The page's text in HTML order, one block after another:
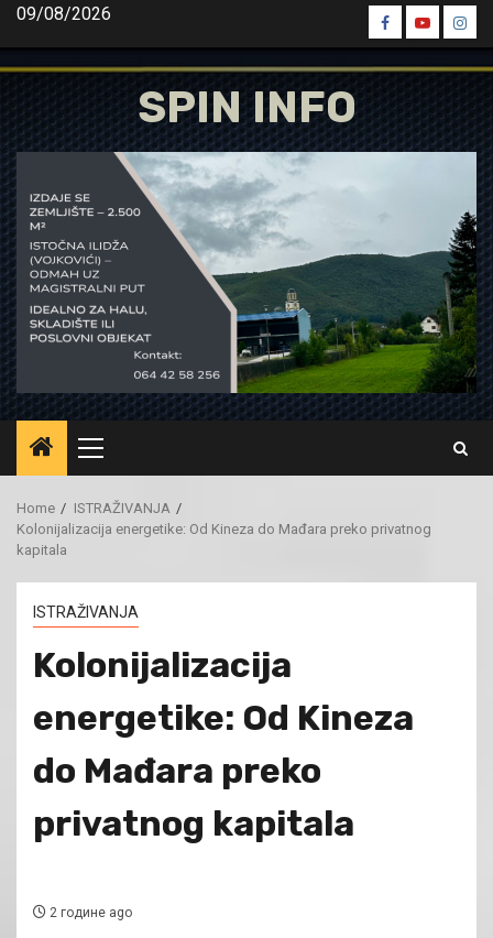
Skip
content
09/08/2026
Spin
Facebook
Spin
Youtube
Spin
SPIN INFO
Primary
Menu
Home
ISTRAŽIVANJA
Kolonijalizacija energetike: Od Kineza do Mađara preko privatnog
kapitala
ISTRAŽIVANJA
Kolonijalizacija
energetike: Od Kineza
do Mađara preko
privatnog kapitala
2 године ago